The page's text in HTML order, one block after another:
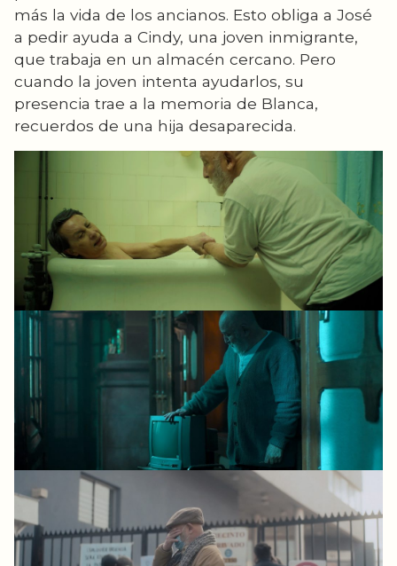
más la vida de los ancianos. Esto obliga a José
a pedir ayuda a Cindy, una joven inmigrante,
que trabaja en un almacén cercano. Pero
cuando la joven intenta ayudarlos, su
presencia trae a la memoria de Blanca,
recuerdos de una hija desaparecida.